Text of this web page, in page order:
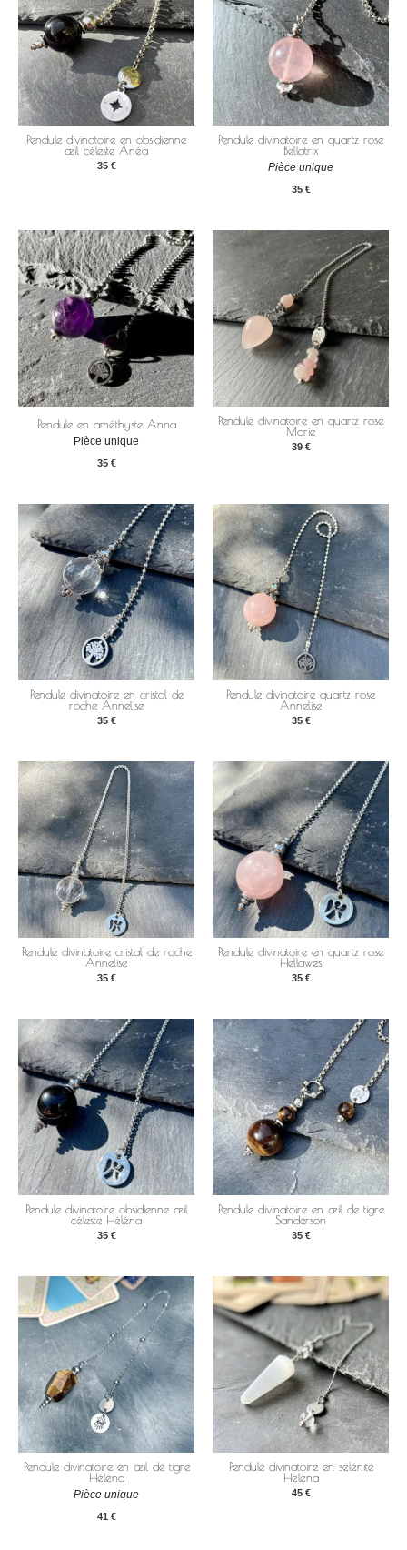
Pendule divinatoire en obsidienne
œil céleste Anéa
35 €
Pendule divinatoire en quartz rose
Bellatrix
Pièce unique
35 €
Pendule en améthyste Anna
Pièce unique
35 €
Pendule divinatoire en quartz rose
Marie
39 €
Pendule divinatoire en cristal de
roche Annelise
35 €
Pendule divinatoire quartz rose
Annelise
35 €
Pendule divinatoire cristal de roche
Annelise
35 €
Pendule divinatoire en quartz rose
Hellawes
35 €
Pendule divinatoire obsidienne œil
céleste Héléna
35 €
Pendule divinatoire en œil de tigre
Sanderson
35 €
Pendule divinatoire en œil de tigre
Héléna
Pièce unique
41 €
Pendule divinatoire en sélénite
Hélèna
45 €